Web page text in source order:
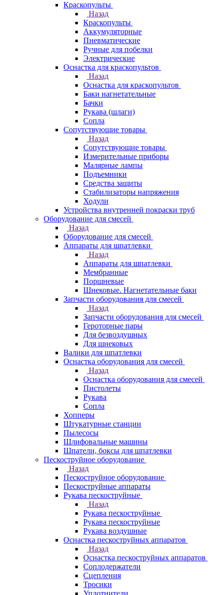
Краскопульты
Назад
Краскопульты
Аккумуляторные
Пневматические
Ручные для побелки
Электрические
Оснастка для краскопультов
Назад
Оснастка для краскопультов
Баки нагнетательные
Бачки
Рукава (шлаги)
Сопла
Сопутствующие товары
Назад
Сопутствующие товары
Измерительные приборы
Малярные лампы
Подъемники
Средства защиты
Стабилизаторы напряжения
Ходули
Устройства внутренней покраски труб
Оборудование для смесей
Назад
Оборудование для смесей
Аппараты для шпатлевки
Назад
Аппараты для шпатлевки
Мембранные
Поршневые
Шнековые. Нагнетательные баки
Запчасти оборудования для смесей
Назад
Запчасти оборудования для смесей
Героторные пары
Для безвоздушных
Для шнековых
Валики для шпатлевки
Оснастка оборудования для смесей
Назад
Оснастка оборудования для смесей
Пистолеты
Рукава
Сопла
Хопперы
Штукатурные станции
Пылесосы
Шлифовальные машины
Шпатели, боксы для шпатлевки
Пескоструйное оборудование
Назад
Пескоструйное оборудование
Пескоструйные аппараты
Рукава пескоструйные
Назад
Рукава пескоструйные
Рукава пескоструйные
Рукава воздушные
Оснастка пескоструйных аппаратов
Назад
Оснастка пескоструйных аппаратов
Соплодержатели
Сцепления
Тросики
Уплотнители